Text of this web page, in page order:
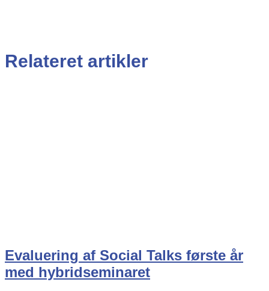
Relateret artikler
Evaluering af Social Talks første år
med hybridseminaret